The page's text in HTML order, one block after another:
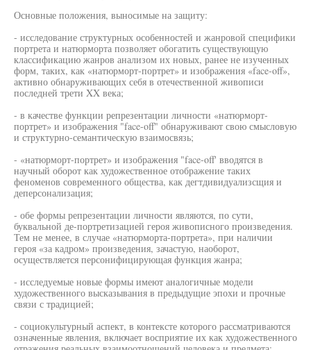
Основные положения, выносимые на защиту:
- исследование структурных особенностей и жанровой специфики
портрета и натюрморта позволяет обогатить существующую
классификацию жанров анализом их новых, ранее не изученных
форм, таких, как «натюрморт-портрет» и изображения «face-off»,
активно обнаруживающих себя в отечественной живописи
последней трети XX века;
- в качестве функции репрезентации личности «натюрморт-
портрет» и изображения "face-off" обнаруживают свою смысловую
и структурно-семантическую взаимосвязь;
- «натюрморт-портрет» и изображения "face-off' вводятся в
научный оборот как художественное отображение таких
феноменов современного общества, как дегтдивидуализсщия и
деперсонализация;
- обе формы репрезентации личности являются, по сути,
буквальной де-портретизацией героя живописного произведения.
Тем не менее, в случае «натюрморта-портрета», при наличии
героя «за кадром» произведения, зачастую, наоборот,
осуществляется персонифицирующая функция жанра;
- исследуемые новые формы имеют аналогичные модели
художественного высказывания в предыдущие эпохи и прочные
связи с традицией;
- социокультурный аспект, в контексте которого рассматриваются
означенные явления, включает восприятие их как художественного